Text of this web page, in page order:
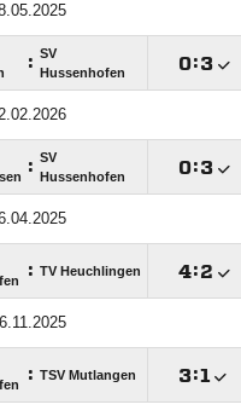
: SV
Hussenhofen
:
: SV
Hussenhofen
:
: TV Heuchlingen :
: TSV Mutlangen :